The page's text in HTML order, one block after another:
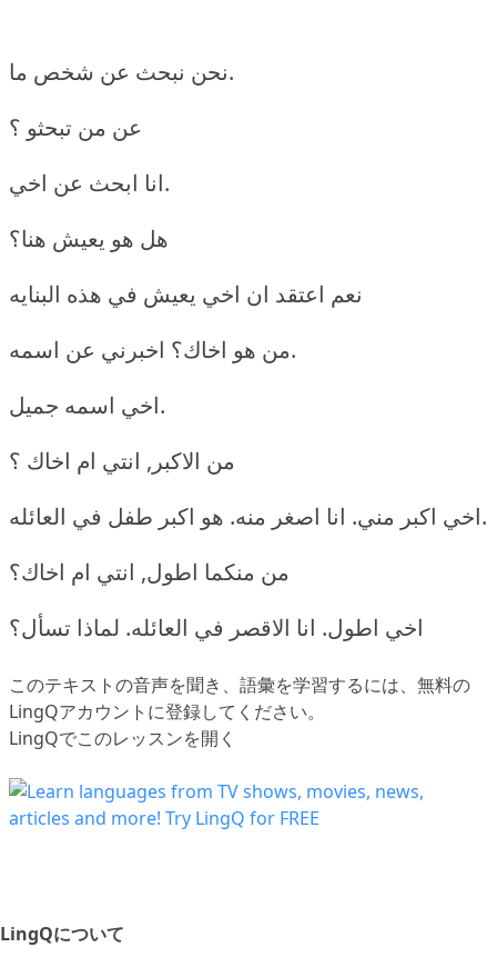
نحن نبحث عن شخص ما.
عن من تبحثو ؟
انا ابحث عن اخي.
هل هو يعيش هنا؟
نعم اعتقد ان اخي يعيش في هذه البنايه
من هو اخاك؟ اخبرني عن اسمه.
اخي اسمه جميل.
من الاكبر, انتي ام اخاك ؟
اخي اكبر مني. انا اصغر منه.
هو اكبر طفل في العائله.
من منكما اطول, انتي ام اخاك؟
اخي اطول. انا الاقصر في العائله. لماذا تسأل؟
このテキストの音声を聞き、語彙を学習するには、 無料の
LingQアカウントに登録してください。
LingQでこのレッスンを開く
LingQについて